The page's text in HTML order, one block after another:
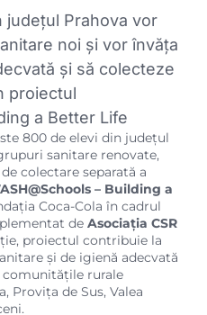
județul Prahova vor
noi și vor învăța
și să colecteze
proiectul
a Better Life
800 de elevi din județul
sanitare renovate,
colectare separată a
– Building a
Coca-Cola în cadrul
de Asociația CSR
proiectul contribuie la
și de igienă adecvată
rurale
Provița de Sus, Valea